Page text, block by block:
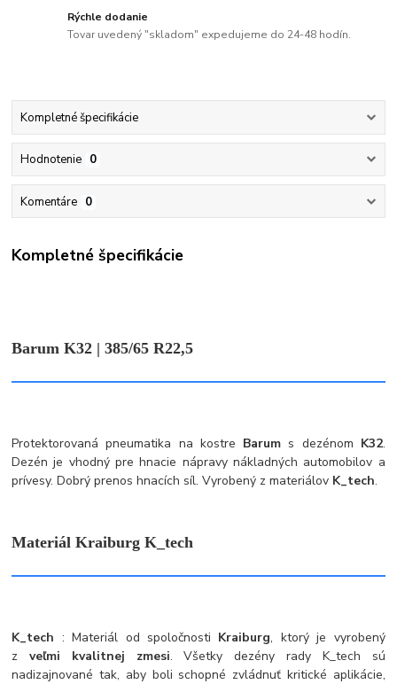
Rýchle dodanie
Tovar uvedený "skladom" expedujeme do 24-48 hodín.
Kompletné špecifikácie
Hodnotenie 0
Komentáre 0
Kompletné špecifikácie
Barum K32 | 385/65 R22,5
Protektorovaná pneumatika na kostre Barum s dezénom K32.
Dezén je vhodný pre hnacie nápravy nákladných automobilov a
prívesy. Dobrý prenos hnacích síl. Vyrobený z materiálov K_tech.
Materiál Kraiburg K_tech
K_tech : Materiál od spoločnosti Kraiburg, ktorý je vyrobený
z veľmi kvalitnej zmesi. Všetky dezény rady K_tech sú
nadizajnované tak, aby boli schopné zvládnuť kritické aplikácie,